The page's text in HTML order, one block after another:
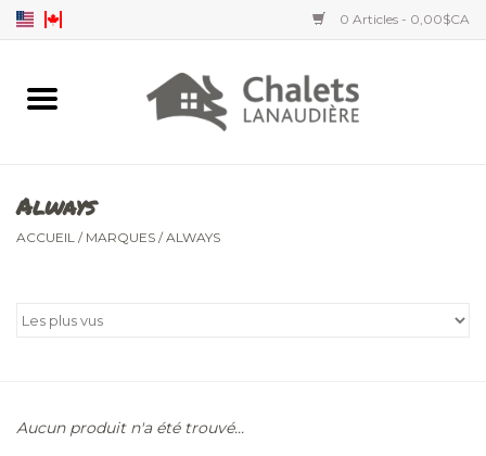
0 Articles - 0,00$CA
Accueil
Vêtements hommes
Always
ACCUEIL / MARQUES /ALWAYS
Aucun produit n'a été trouvé...